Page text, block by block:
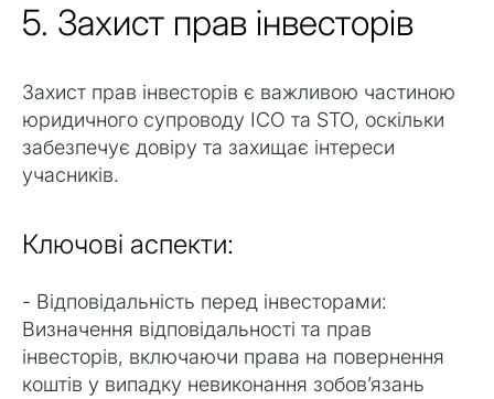
5. Захист прав інвесторів
Захист прав інвесторів є важливою частиною
юридичного супроводу ICO та STO, оскільки
забезпечує довіру та захищає інтереси
учасників.
Ключові аспекти:
- Відповідальність перед інвесторами:
Визначення відповідальності та прав
інвесторів, включаючи права на повернення
коштів у випадку невиконання зобов’язань